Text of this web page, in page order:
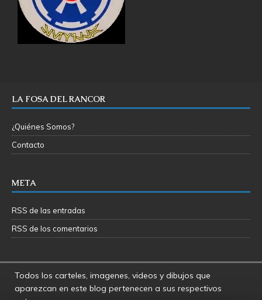
LA FOSA DEL RANCOR
¿Quiénes Somos?
Contacto
META
RSS de las entradas
RSS de los comentarios
Todos los carteles, imagenes, videos y dibujos que
aparezcan en este blog pertenecen a sus respectivos